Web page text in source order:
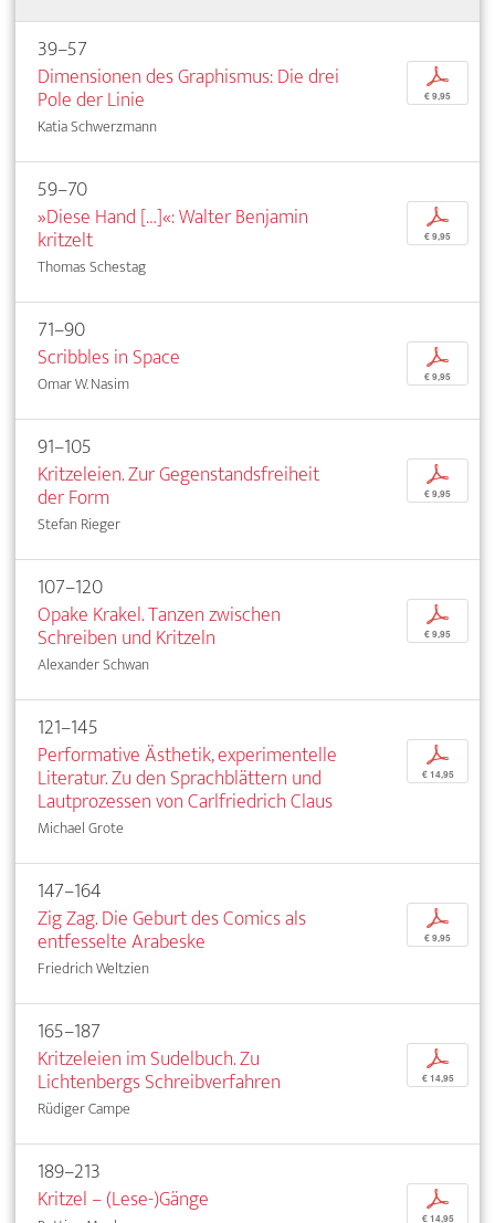
39–57
Dimensionen des Graphismus: Die drei
Pole der Linie
Katia Schwerzmann
p
€ 9,95
59–70
»Diese Hand […]«: Walter Benjamin
kritzelt
Thomas Schestag
p
€ 9,95
71–90
Scribbles in Space
Omar W. Nasim
p
€ 9,95
91–105
Kritzeleien. Zur Gegenstandsfreiheit
der Form
Stefan Rieger
p
€ 9,95
107–120
Opake Krakel. Tanzen zwischen
Schreiben und Kritzeln
Alexander Schwan
p
€ 9,95
121–145
Performative Ästhetik, experimentelle
Literatur. Zu den Sprachblättern und
Lautprozessen von Carlfriedrich Claus
Michael Grote
p
€ 14,95
147–164
Zig Zag. Die Geburt des Comics als
entfesselte Arabeske
Friedrich Weltzien
p
€ 9,95
165–187
Kritzeleien im Sudelbuch. Zu
Lichtenbergs Schreibverfahren
Rüdiger Campe
p
€ 14,95
189–213
Kritzel – (Lese-)Gänge
p
€ 14,95